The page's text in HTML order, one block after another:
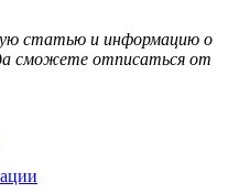
статью и информацию о
сможете отписаться от